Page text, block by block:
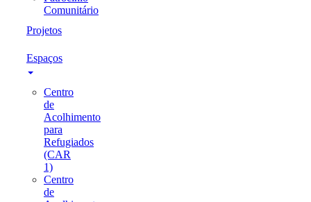
Comunitário
Projetos
Espaços
Centro
de
Acolhimento
para
Refugiados
(CAR
1)
Centro
de